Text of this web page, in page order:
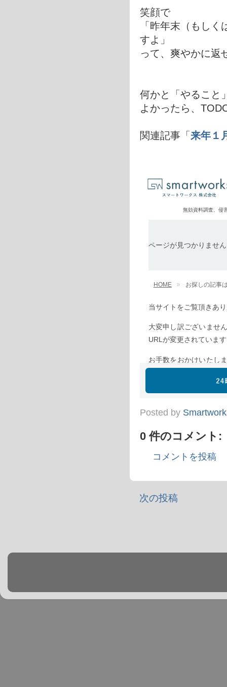
笑顔で
「昨年末（もし
すよ」
って、爽やかに返
何かと「やること
よかったら、
関連記事「 来年１
Posted by
0 件のコメント:
コメントを投稿
次の投稿